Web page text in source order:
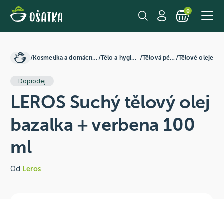
0
/ Kosmetika a domácnost / Tělo a hygiena / Tělová péče /Tělové oleje
Doprodej
LEROS Suchý tělový olej
bazalka + verbena 100
ml
Od Leros